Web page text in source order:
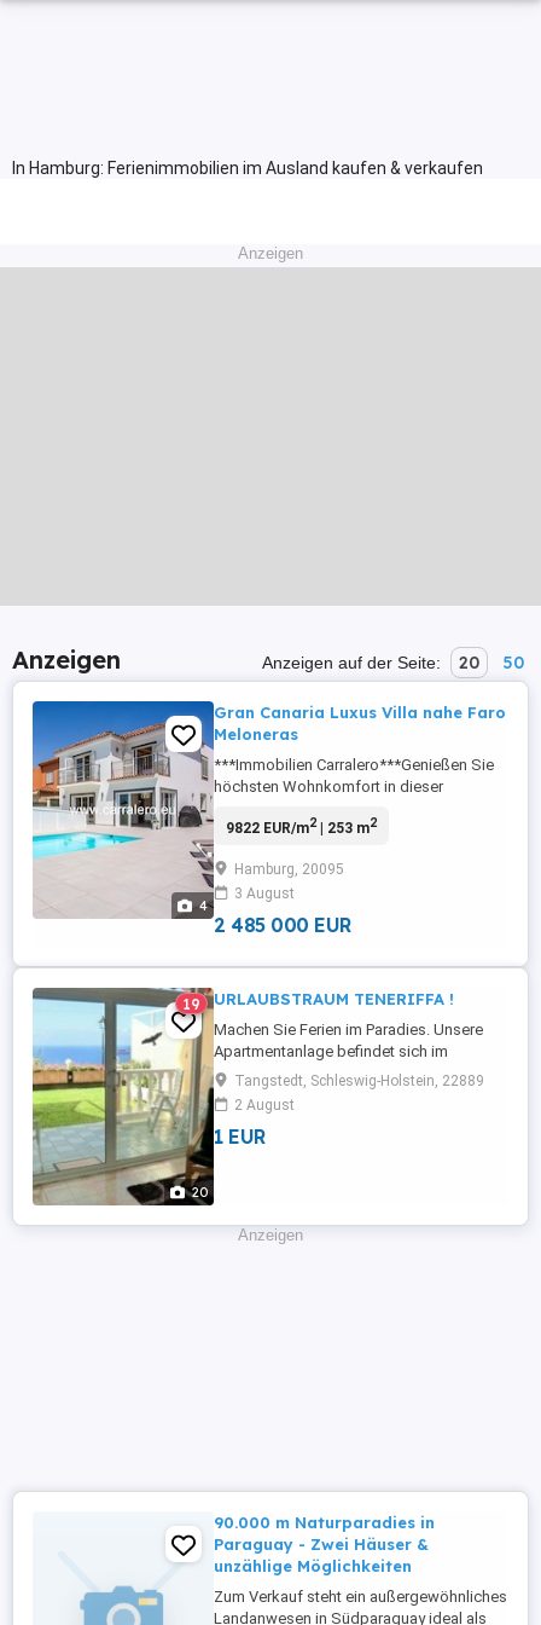
In Hamburg: Ferienimmobilien im Ausland kaufen & verkaufen
Anzeigen
Anzeigen Anzeigen auf der Seite: 20 50
4
Gran Canaria Luxus Villa nahe Faro
Meloneras
***Immobilien Carralero***Genießen Sie
höchsten Wohnkomfort in dieser
von der Strandpromenade und vom
Entspannung, Privatsphäre und
erstklassige Lage vereinen sich hier auf
perfekte Weise. Die Immobilie befindet
9822 EUR/m2| 253 m2
Hamburg, 20095
3 August
2 485 000 EUR
20
19 URLAUBSTRAUM TENERIFFA !
Machen Sie Ferien im Paradies. Unsere
Apartmentanlage befindet sich im
wunderschönen Puerto de la Cruz. Das
beste Klima Europas garantiert Ihnen
einen angenehmen Urlaub. Von der Anlage
aus haben Sie einen Panoramablick auf
Tangstedt, Schleswig-Holstein, 22889
2 August
1 EUR
Anzeigen
90.000 m Naturparadies in
Paraguay - Zwei Häuser &
unzählige Möglichkeiten
Zum Verkauf steht ein außergewöhnliches
Landanwesen in Südparaguay ideal als